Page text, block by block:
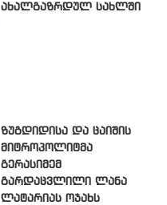
ახალგაზრდულ სახლში
ზუგდიდისა და ცაიშის
მიტროპოლიტმა
გერასიმემ
გარდაცვლილი ლანა
ლატარიას ოჯახს